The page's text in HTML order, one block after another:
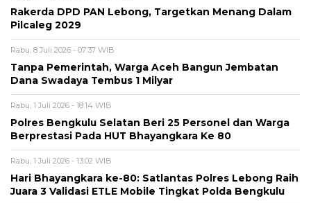
Rakerda DPD PAN Lebong, Targetkan Menang Dalam
Pilcaleg 2029
Rabu, 8 Juli 2026 - 07:37 WIB
Tanpa Pemerintah, Warga Aceh Bangun Jembatan
Dana Swadaya Tembus 1 Milyar
Rabu, 1 Juli 2026 - 18:14 WIB
Polres Bengkulu Selatan Beri 25 Personel dan Warga
Berprestasi Pada HUT Bhayangkara Ke 80
Rabu, 1 Juli 2026 - 13:02 WIB
Hari Bhayangkara ke-80: Satlantas Polres Lebong Raih
Juara 3 Validasi ETLE Mobile Tingkat Polda Bengkulu